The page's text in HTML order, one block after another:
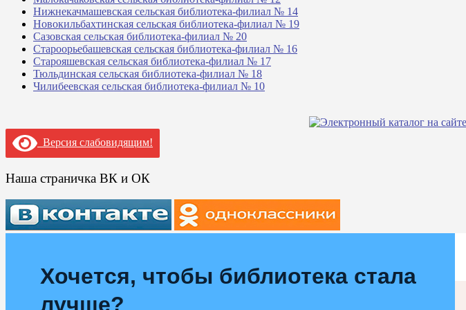
Нижнекачмашевская сельская библиотека-филиал № 14
Новокильбахтинская сельская библиотека-филиал № 19
Сазовская сельская библиотека-филиал № 20
Староорьебашевская сельская библиотека-филиал № 16
Старояшевская сельская библиотека-филиал № 17
Тюльдинская сельская библиотека-филиал № 18
Чилибеевская сельская библиотека-филиал № 10
Версия слабовидящим!
Наша страничка ВК и ОК
Хочется, чтобы библиотека стала
лучше?